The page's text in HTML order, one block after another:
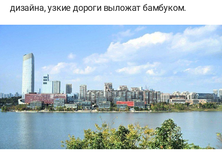
дизайна, узкие дороги выложат бамбуком.